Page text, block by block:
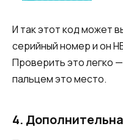
И так этот код может
серийный номер и он
Проверить это легко
пальцем это место.
4.